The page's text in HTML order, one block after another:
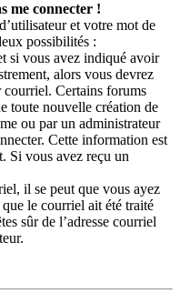
me connecter !
et votre mot de
possibilités :
si vous avez indiqué avoir
alors vous devrez
courriel. Certains forums
toute nouvelle création de
ou par un administrateur
Cette information est
Si vous avez reçu un
il se peut que vous ayez
le courriel ait été traité
sûr de l’adresse courriel